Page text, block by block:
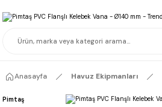
Anasayfa Havuz Ekipmanları
Pimtaş